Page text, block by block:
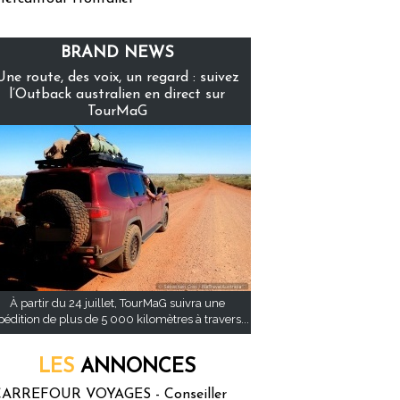
BRAND NEWS
route, des voix, un regard : suivez
l’Outback australien en direct sur
TourMaG
À partir du 24 juillet, TourMaG suivra une
de plus de 5 000 kilomètres à travers...
LES ANNONCES
VOYAGES - Conseiller